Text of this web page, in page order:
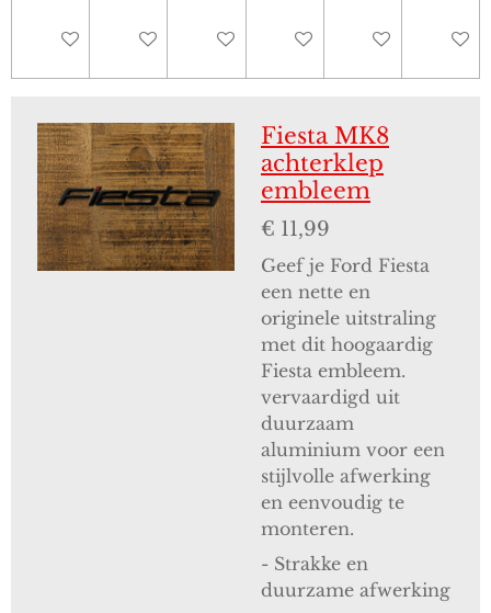
In winkelwagenIn winkelwagenIn winkelwagenIn winkelwagenIn winkelwagen
In
Fiesta MK8
achterklep
embleem
€ 11,99
Geef je Ford Fiesta
een nette en
originele uitstraling
met dit hoogaardig
Fiesta embleem.
vervaardigd uit
duurzaam
aluminium voor een
stijlvolle afwerking
en eenvoudig te
monteren.
- Strakke en
duurzame afwerking